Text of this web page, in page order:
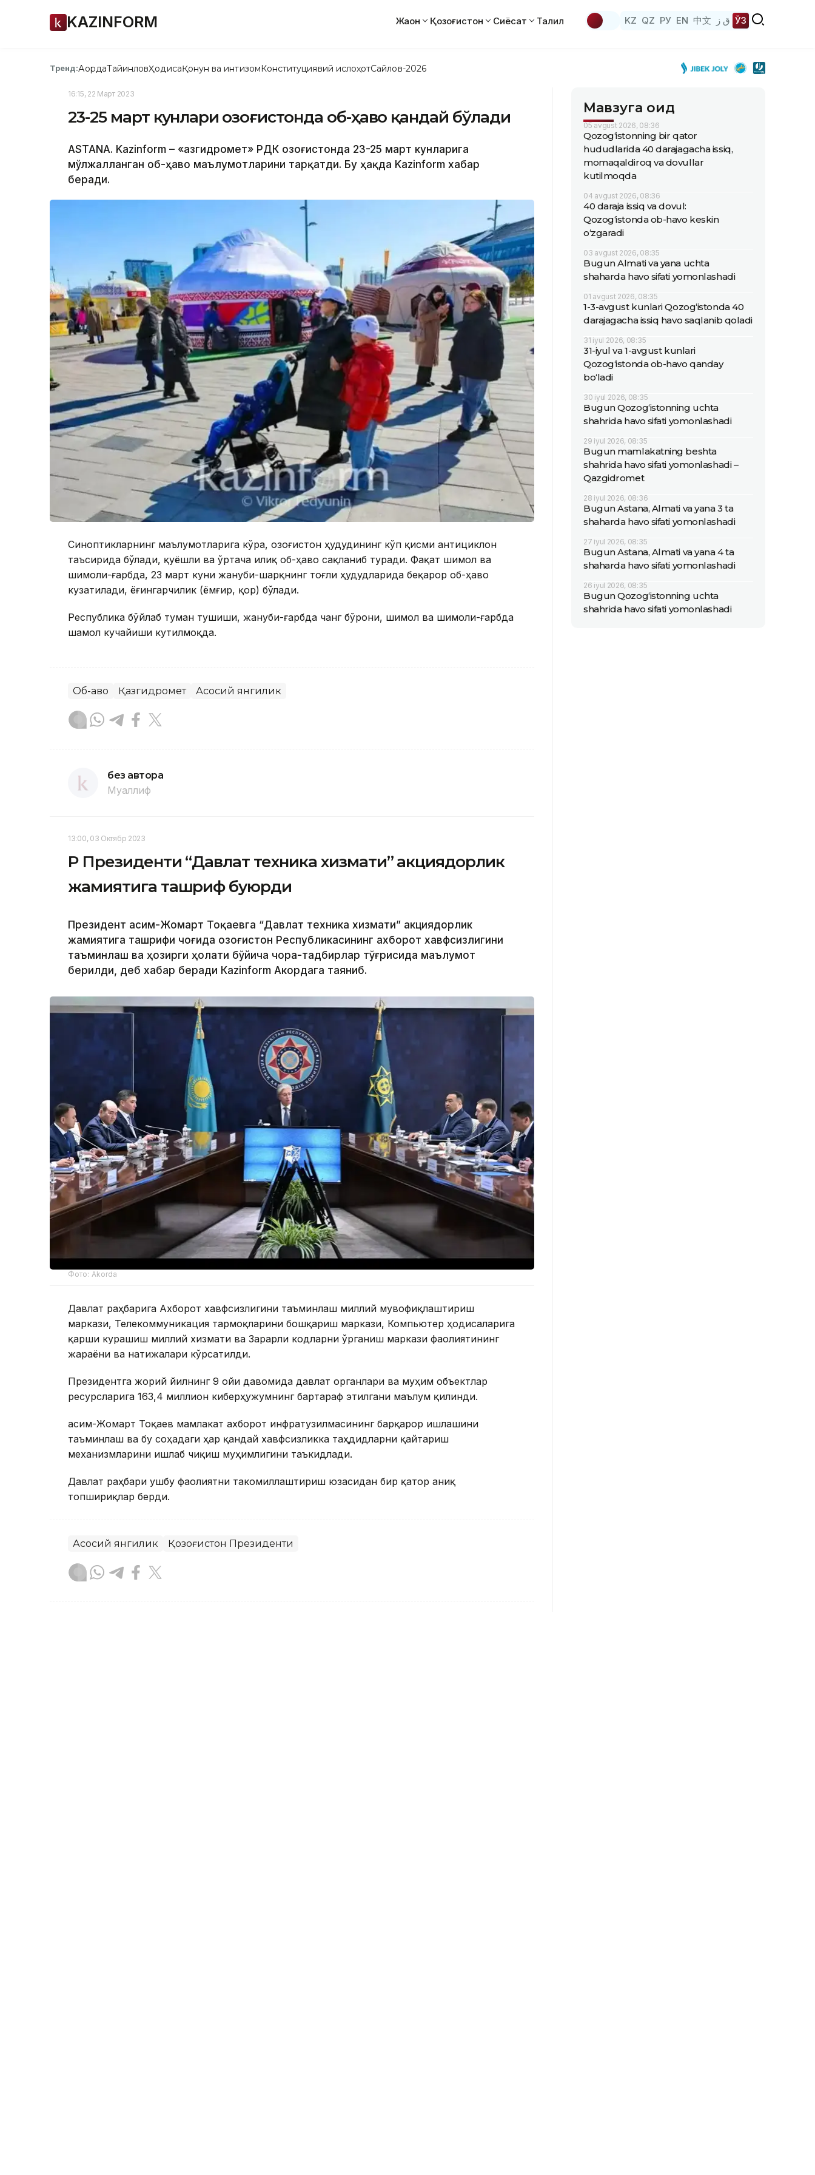
KAZINFORM Жаҳон Қозоғистон Сиёсат Таҳлил KZ QZ РУ EN 中文 ق ز ЎЗ
Тренд:АқордаТайинловҲодисаҚонун ва интизомКонституциявий ислоҳотСайлов-2026
16:15, 22 Март 2023
23-25 март кунлари Қозоғистонда об-ҳаво қандай бўлади
ASTANA. Kazinform – «Қазгидромет» РДК Қозоғистонда 23-25 март кунларига
мўлжалланган об-ҳаво маълумотларини тарқатди. Бу ҳақда Kazinform хабар
беради.
Синоптикларнинг маълумотларига кўра, Қозоғистон ҳудудининг кўп қисми антициклон
таъсирида бўлади, қуёшли ва ўртача илиқ об-ҳаво сақланиб туради. Фақат шимол ва
шимоли-ғарбда, 23 март куни жануби-шарқнинг тоғли ҳудудларида беқарор об-ҳаво
кузатилади, ёғингарчилик (ёмғир, қор) бўлади.
Республика бўйлаб туман тушиши, жануби-ғарбда чанг бўрони, шимол ва шимоли-ғарбда
шамол кучайиши кутилмоқда.
Об-ҳаво Қазгидромет Асосий янгилик
без автора
Муаллиф
13:00, 03 Октябр 2023
ҚР Президенти “Давлат техника хизмати” акциядорлик
жамиятига ташриф буюрди
Президент Қасим-Жомарт Тоқаевга “Давлат техника хизмати” акциядорлик
жамиятига ташрифи чоғида Қозоғистон Республикасининг ахборот хавфсизлигини
таъминлаш ва ҳозирги ҳолати бўйича чора-тадбирлар тўғрисида маълумот
берилди, деб хабар беради Каzinform Акордага таяниб.
Фото: Akorda
Давлат раҳбарига Ахборот хавфсизлигини таъминлаш миллий мувофиқлаштириш
маркази, Телекоммуникация тармоқларини бошқариш маркази, Компьютер ҳодисаларига
қарши курашиш миллий хизмати ва Зарарли кодларни ўрганиш маркази фаолиятининг
жараёни ва натижалари кўрсатилди.
Президентга жорий йилнинг 9 ойи давомида давлат органлари ва муҳим объектлар
ресурсларига 163,4 миллион киберҳужумнинг бартараф этилгани маълум қилинди.
Қасим-Жомарт Тоқаев мамлакат ахборот инфратузилмасининг барқарор ишлашини
таъминлаш ва бу соҳадаги ҳар қандай хавфсизликка таҳдидларни қайтариш
механизмларини ишлаб чиқиш муҳимлигини таъкидлади.
Давлат раҳбари ушбу фаолиятни такомиллаштириш юзасидан бир қатор аниқ
топшириқлар берди.
Асосий янгилик Қозоғистон Президенти
Мавзуга оид
05 avgust 2026, 08:36
Qozog‘istonning bir qator
hududlarida 40 darajagacha issiq,
momaqaldiroq va dovullar
kutilmoqda
04 avgust 2026, 08:36
40 daraja issiq va dovul:
Qozog‘istonda ob-havo keskin
o‘zgaradi
03 avgust 2026, 08:35
Bugun Almati va yana uchta
shaharda havo sifati yomonlashadi
01 avgust 2026, 08:35
1-3-avgust kunlari Qozog‘istonda 40
darajagacha issiq havo saqlanib qoladi
31 iyul 2026, 08:35
31-iyul va 1-avgust kunlari
Qozog‘istonda ob-havo qanday
bo‘ladi
30 iyul 2026, 08:35
Bugun Qozog‘istonning uchta
shahrida havo sifati yomonlashadi
29 iyul 2026, 08:35
Bugun mamlakatning beshta
shahrida havo sifati yomonlashadi –
Qazgidromet
28 iyul 2026, 08:36
Bugun Astana, Almati va yana 3 ta
shaharda havo sifati yomonlashadi
27 iyul 2026, 08:35
Bugun Astana, Almati va yana 4 ta
shaharda havo sifati yomonlashadi
26 iyul 2026, 08:35
Bugun Qozog‘istonning uchta
shahrida havo sifati yomonlashadi